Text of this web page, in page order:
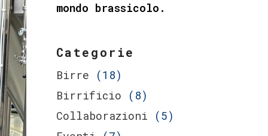
mondo brassicolo.
Categorie
Birre (18)
Birrificio (8)
Collaborazioni (5)